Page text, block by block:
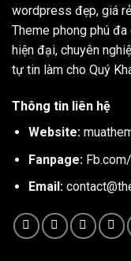
wordpress đẹp, giá
Theme phong phú đa
hiện đại, chuyên
tự tin làm cho Quý
Thông tin liên hệ
Website:
Fanpage:
Email: